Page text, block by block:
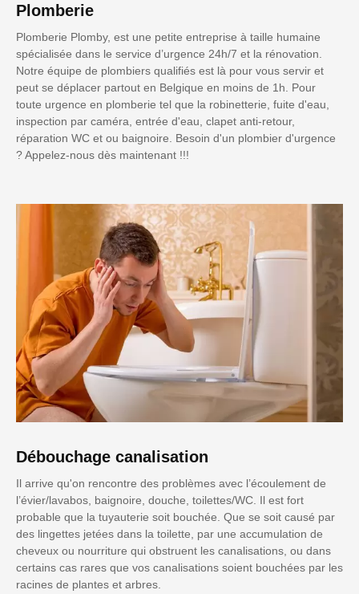
Plomberie
Plomberie Plomby, est une petite entreprise à taille humaine
spécialisée dans le service d’urgence 24h/7 et la rénovation.
Notre équipe de plombiers qualifiés est là pour vous servir et
peut se déplacer partout en Belgique en moins de 1h. Pour
toute urgence en plomberie tel que la robinetterie, fuite d'eau,
inspection par caméra, entrée d'eau, clapet anti-retour,
réparation WC et ou baignoire. Besoin d'un plombier d'urgence
? Appelez-nous dès maintenant !!!
Débouchage canalisation
Il arrive qu'on rencontre des problèmes avec l’écoulement de
l’évier/lavabos, baignoire, douche, toilettes/WC. Il est fort
probable que la tuyauterie soit bouchée. Que se soit causé par
des lingettes jetées dans la toilette, par une accumulation de
cheveux ou nourriture qui obstruent les canalisations, ou dans
certains cas rares que vos canalisations soient bouchées par les
racines de plantes et arbres.